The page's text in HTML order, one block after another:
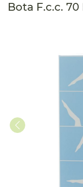
Bota F.c.c.